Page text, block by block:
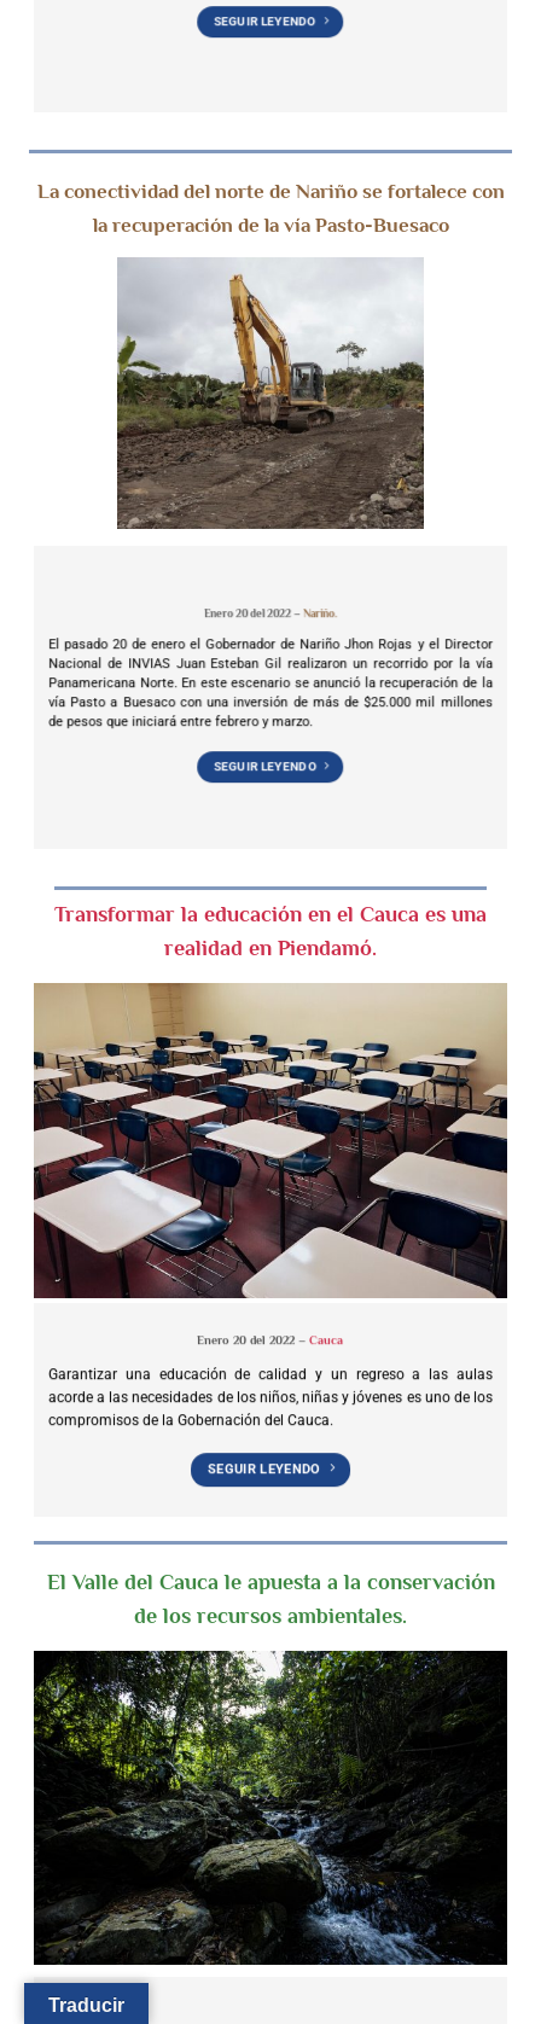
SEGUIR LEYENDO
La conectividad del norte de Nariño se fortalece con
la recuperación de la vía Pasto-Buesaco
Enero 20 del 2022 – Nariño.
El pasado 20 de enero el Gobernador de Nariño Jhon Rojas y el Director
Nacional de INVIAS Juan Esteban Gil realizaron un recorrido por la vía
Panamericana Norte. En este escenario se anunció la recuperación de la
vía Pasto a Buesaco con una inversión de más de $25.000 mil millones
de pesos que iniciará entre febrero y marzo.
SEGUIR LEYENDO
Transformar la educación en el Cauca es una
realidad en Piendamó.
Enero 20 del 2022 – Cauca
Garantizar una educación de calidad y un regreso a las aulas
acorde a las necesidades de los niños, niñas y jóvenes es uno de los
compromisos de la Gobernación del Cauca.
SEGUIR LEYENDO
El Valle del Cauca le apuesta a la conservación
de los recursos ambientales.
Traducir